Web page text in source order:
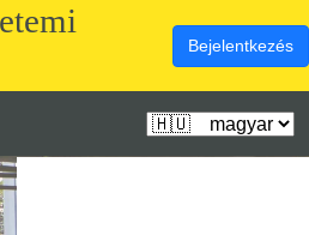
Bejelentkezés